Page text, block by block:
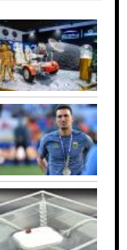
ضعف تبريد
الأسباب والحلول